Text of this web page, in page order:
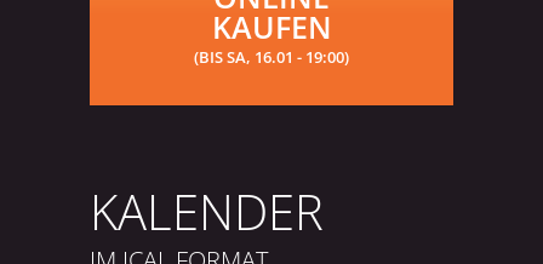
KAUFEN
(BIS SA, 16.01 - 19:00)
KALENDER